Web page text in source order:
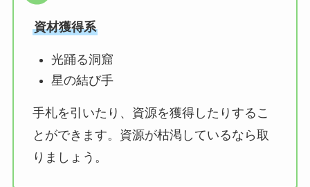
資材獲得系
光踊る洞窟
星の結び手
手札を引いたり、資源を獲得したりするこ
とができます。資源が枯渇しているなら取
りましょう。